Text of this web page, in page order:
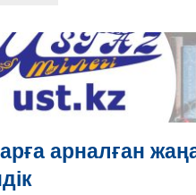
арналған